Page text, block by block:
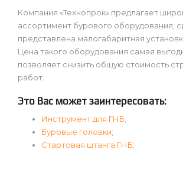
Компания «Технопрок» предлагает
ассортимент бурового оборудования,
представлена малогабаритная
Цена такого оборудования самая
позволяет снизить общую стоимость
работ.
Это Вас может заинтересовать:
Инструмент для ГНБ;
Буровые головки;
Cтартовая штанга ГНБ;